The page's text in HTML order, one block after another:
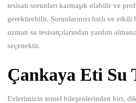
tesisatı sorunları karmaşık olabilir ve
gerektirebilir. Sorunlarınızı hızlı ve
uzman su tesisatçılarından yardım
seçenektir.
Çankaya Eti Su
Evlerimizin temel bileşenlerinden biri,